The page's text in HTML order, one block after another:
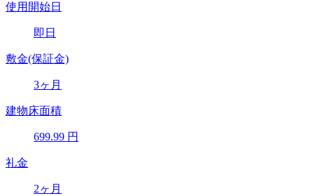
使用開始日
即日
敷金(保証金)
3ヶ月
建物床面積
699.99 円
礼金
2ヶ月